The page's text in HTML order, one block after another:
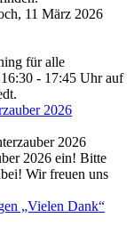
11 März 2026
für alle
- 17:45 Uhr auf
2026
2026 ein! Bitte
Wir freuen uns
„Vielen Dank“